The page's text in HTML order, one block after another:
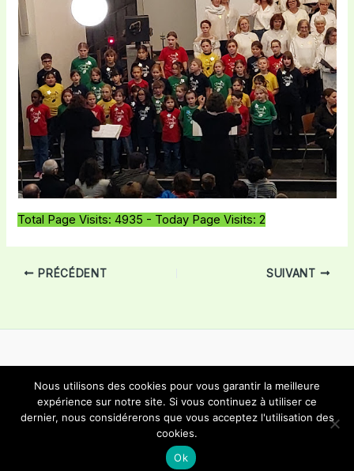
Total Page Visits: 4935 - Today Page Visits: 2
PRÉCÉDENT SUIVANT
Copyright © 2026 Choeur Mixte Bôle | Propulsé parThème
WordPress Astra
Nous utilisons des cookies pour vous garantir la meilleure
expérience sur notre site. Si vous continuez à utiliser ce
dernier, nous considérerons que vous acceptez l'utilisation des
cookies.
Ok